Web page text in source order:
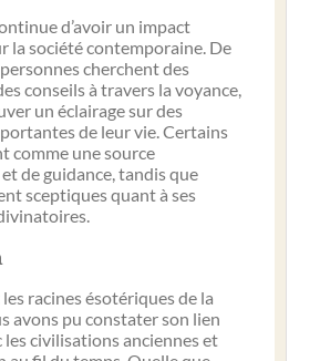
d’avoir un impact
la société contemporaine. De
cherchent des
conseils à travers la voyance,
un éclairage sur des
de leur vie. Certains
comme une source
de guidance, tandis que
sceptiques quant à ses
racines ésotériques de la
avons pu constater son lien
les civilisations anciennes et